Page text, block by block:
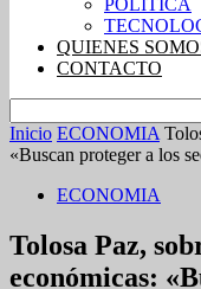
POLITICA
QUIENES
CONTACTO
Inicio ECONOMIA
«Buscan proteger a los
ECONOMIA
Tolosa Paz,
económicas: